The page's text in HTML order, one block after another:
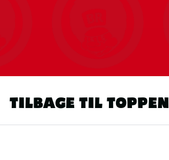
TILBAGE TIL TOPPEN